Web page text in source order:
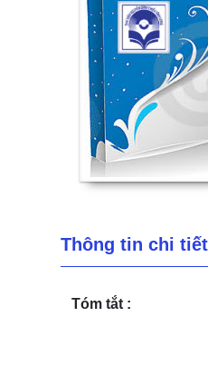
Thông tin chi tiết
Tóm tắt :